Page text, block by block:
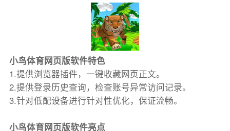
小鸟体育网页版软件特色
1.提供浏览器插件，一键收藏网页正文。
2.提供登录历史查询，检查账号异常访问记录。
3.针对低配设备进行针对性优化，保证流畅。
小鸟体育网页版软件亮点